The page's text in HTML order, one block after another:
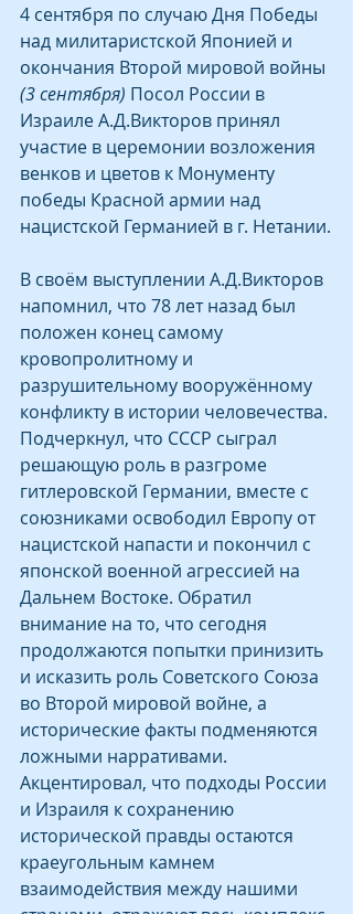
4 сентября по случаю Дня Победы
над милитаристской Японией и
окончания Второй мировой войны
(3 сентября) Посол России в
Израиле А.Д.Викторов принял
участие в церемонии возложения
венков и цветов к Монументу
победы Красной армии над
нацистской Германией в г. Нетании.
В своём выступлении А.Д.Викторов
напомнил, что 78 лет назад был
положен конец самому
кровопролитному и
разрушительному вооружённому
конфликту в истории человечества.
Подчеркнул, что СССР сыграл
решающую роль в разгроме
гитлеровской Германии, вместе с
союзниками освободил Европу от
нацистской напасти и покончил с
японской военной агрессией на
Дальнем Востоке. Обратил
внимание на то, что сегодня
продолжаются попытки принизить
и исказить роль Советского Союза
во Второй мировой войне, а
исторические факты подменяются
ложными нарративами.
Акцентировал, что подходы России
и Израиля к сохранению
исторической правды остаются
краеугольным камнем
взаимодействия между нашими